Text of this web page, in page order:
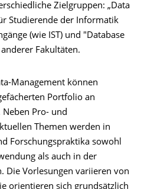
Zielgruppen: „Data
Studierende der Informatik
(wie IST) und "Database
Fakultäten.
Management können
Portfolio an
Pro- und
Themen werden in
Forschungspraktika sowohl
als auch in der
Die Vorlesungen variieren von
orientieren sich grundsätzlich